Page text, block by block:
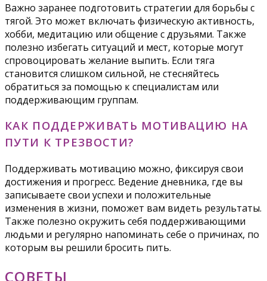
Важно заранее подготовить стратегии для борьбы с
тягой. Это может включать физическую активность,
хобби, медитацию или общение с друзьями. Также
полезно избегать ситуаций и мест, которые могут
спровоцировать желание выпить. Если тяга
становится слишком сильной, не стесняйтесь
обратиться за помощью к специалистам или
поддерживающим группам.
КАК ПОДДЕРЖИВАТЬ МОТИВАЦИЮ НА
ПУТИ К ТРЕЗВОСТИ?
Поддерживать мотивацию можно, фиксируя свои
достижения и прогресс. Ведение дневника, где вы
записываете свои успехи и положительные
изменения в жизни, поможет вам видеть результаты.
Также полезно окружить себя поддерживающими
людьми и регулярно напоминать себе о причинах, по
которым вы решили бросить пить.
СОВЕТЫ